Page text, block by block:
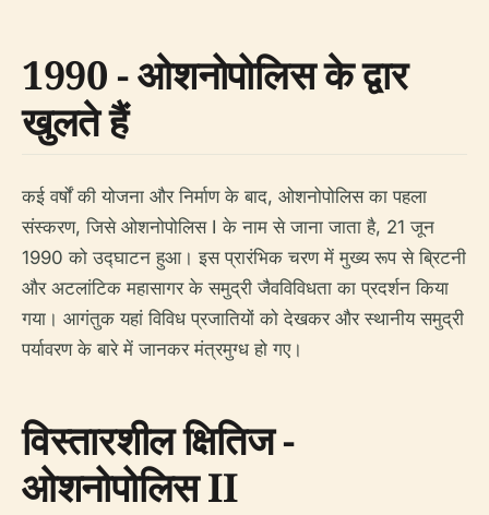
1990 - ओशनोपोलिस के द्वार
खुलते हैं
कई वर्षों की योजना और निर्माण के बाद, ओशनोपोलिस का पहला
संस्करण, जिसे ओशनोपोलिस I के नाम से जाना जाता है, 21 जून
1990 को उद्घाटन हुआ। इस प्रारंभिक चरण में मुख्य रूप से ब्रिटनी
और अटलांटिक महासागर के समुद्री जैवविविधता का प्रदर्शन किया
गया। आगंतुक यहां विविध प्रजातियों को देखकर और स्थानीय समुद्री
पर्यावरण के बारे में जानकर मंत्रमुग्ध हो गए।
विस्तारशील क्षितिज -
ओशनोपोलिस II